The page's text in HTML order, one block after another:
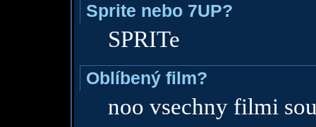
Sprite nebo 7UP?
SPRITe
Oblíbený film?
noo vsechny filmi